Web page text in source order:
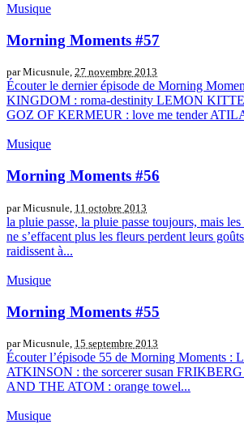
Musique
Morning Moments #57
par Micusnule, 27 novembre 2013
Écouter le dernier épisode de Morning
KINGDOM : roma-destinity LEMON
GOZ OF KERMEUR : love me tender
Musique
Morning Moments #56
par Micusnule, 11 octobre 2013
la pluie passe, la pluie passe toujours, mais
ne s’effacent plus les fleurs perdent leurs
raidissent à...
Musique
Morning Moments #55
par Micusnule, 15 septembre 2013
Écouter l’épisode 55 de Morning Moments :
ATKINSON : the sorcerer susan
AND THE ATOM : orange towel...
Musique